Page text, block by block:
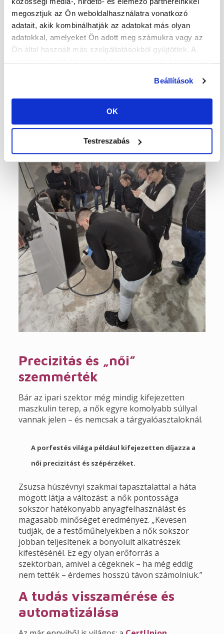
megosztjuk az Ön weboldalhasználatra vonatkozó
adatait, akik kombinálhatják az adatokat más olyan
adatokkal, amelyeket Ön adott meg számukra vagy az
Ön által használt más szolgáltatásokból gyűjtöttek. A
Beállítások
OK
Testreszabás
vizsgamunkán bizonyítani a megszerzett tudást.
A méréstechnikai napon pedig a Vekor Kft.
szakembere segítségével tanulták meg a
résztvevők, hogyan kell hivatalosan, tanúsítható
módon dokumentálni a bevonatminőséget.
Precizitás és „női”
szemmérték
Bár az ipari szektor még mindig kifejezetten
maszkulin terep, a nők egyre komolyabb súllyal
vannak jelen – és nemcsak a tárgyalóasztaloknál.
A porfestés világa például kifejezetten díjazza a
női precizitást és szépérzéket.
Zsuzsa húszévnyi szakmai tapasztalattal a háta
mögött látja a változást: a nők pontossága
sokszor hatékonyabb anyagfelhasználást és
magasabb minőséget eredményez. „Kevesen
tudják, de a festőműhelyekben a nők sokszor
jobban teljesítenek a bonyolult alkatrészek
kifestésénél. Ez egy olyan erőforrás a
szektorban, amivel a cégeknek – ha még eddig
nem tették – érdemes hosszú távon számolniuk.”
A tudás visszamérése és
automatizálása